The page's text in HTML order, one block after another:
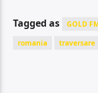
Tagged as GOLD
romania
traversare